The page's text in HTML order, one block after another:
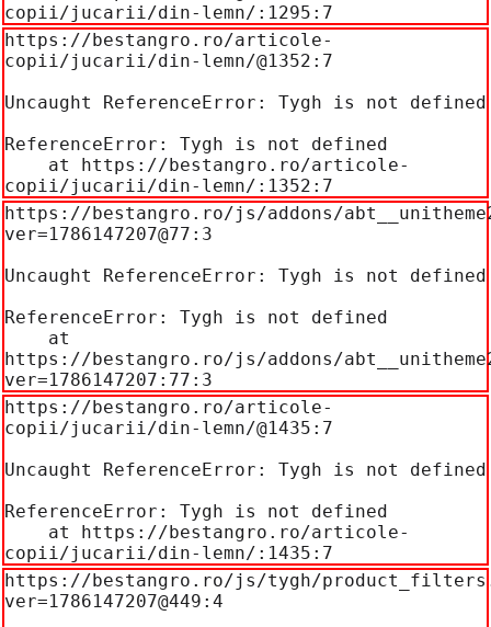
copii/jucarii/din-lemn/:1295:7
https://bestangro.ro/articole-
copii/jucarii/din-lemn/@1352:7
Uncaught ReferenceError: Tygh is not defined
ReferenceError: Tygh is not defined
copii/jucarii/din-lemn/:1352:7
https://bestangro.ro/js/addons/
ver=1786147207@77:3
Uncaught ReferenceError: Tygh is not defined
ReferenceError: Tygh is not defined
https://bestangro.ro/js/addons/
ver=1786147207:77:3
https://bestangro.ro/articole-
copii/jucarii/din-lemn/@1435:7
Uncaught ReferenceError: Tygh is not defined
ReferenceError: Tygh is not defined
copii/jucarii/din-lemn/:1435:7
https://bestangro.ro/js/tygh/
ver=1786147207@449:4